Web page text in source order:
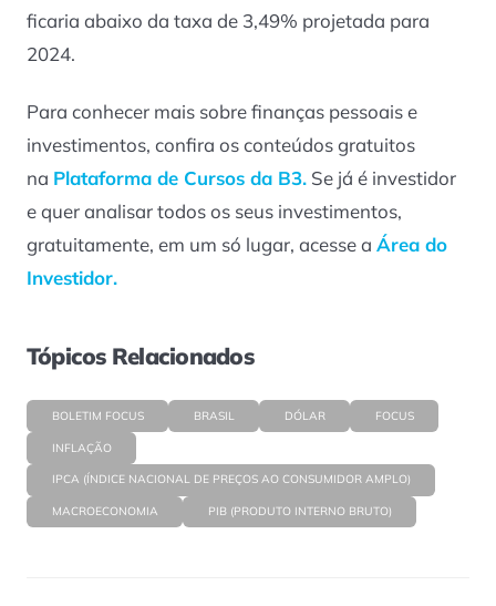
ficaria abaixo da taxa de 3,49% projetada para
2024.
Para conhecer mais sobre finanças pessoais e
investimentos, confira os conteúdos gratuitos
na Plataforma de Cursos da B3. Se já é investidor
e quer analisar todos os seus investimentos,
gratuitamente, em um só lugar, acesse a Área do
Investidor.
Tópicos Relacionados
BOLETIM FOCUS BRASIL DÓLAR FOCUS
INFLAÇÃO
IPCA (ÍNDICE NACIONAL DE PREÇOS AO CONSUMIDOR AMPLO)
MACROECONOMIA PIB (PRODUTO INTERNO BRUTO)